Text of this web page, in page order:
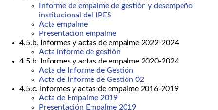
Informe de empalme de gestión y desempeño
institucional del IPES
Acta empalme
Presentación empalme
4.5.b. Informes y actas de empalme 2022-2024
Acta informe de gestión
4.5.b. Informes y actas de empalme 2020-2024
Acta de Informe de Gestión
Acta de Informe de Gestión 02
4.5.c. Informes y actas de empalme 2016-2019
Acta de Empalme 2019
Presentación Empalme 2019